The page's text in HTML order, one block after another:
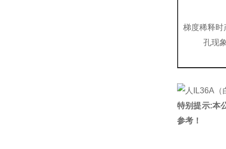
梯度稀释时
孔现
特别提示:本
参考！